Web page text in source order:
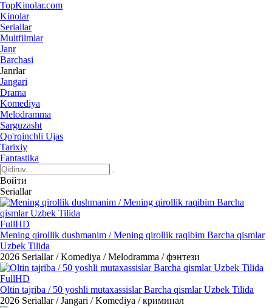
TopKinolar.com
Kinolar
Seriallar
Multfilmlar
Janr
Barchasi
Janrlar
Jangari
Drama
Komediya
Melodramma
Sarguzasht
Qo'rqinchli Ujas
Tarixiy
Fantastika
Войти
Seriallar
FullHD
Mening qirollik dushmanim / Mening qirollik raqibim Barcha qismlar
Uzbek Tilida
2026 Seriallar / Komediya / Melodramma / фэнтези
FullHD
Oltin tajriba / 50 yoshli mutaxassislar Barcha qismlar Uzbek Tilida
2026 Seriallar / Jangari / Komediya / криминал